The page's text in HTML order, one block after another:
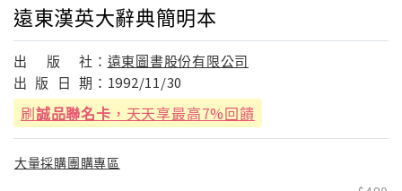
遠東漢英大辭典簡明本
出 版 社： 遠東圖書股份有限公司
出 版 日 期： 1992/11/30
刷誠品聯名卡 ，天天享最高7%回饋
大量採購團購專區